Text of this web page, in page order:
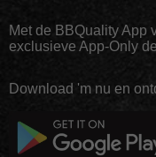
Met de BBQuality App
exclusieve App-Only
Download 'm nu en